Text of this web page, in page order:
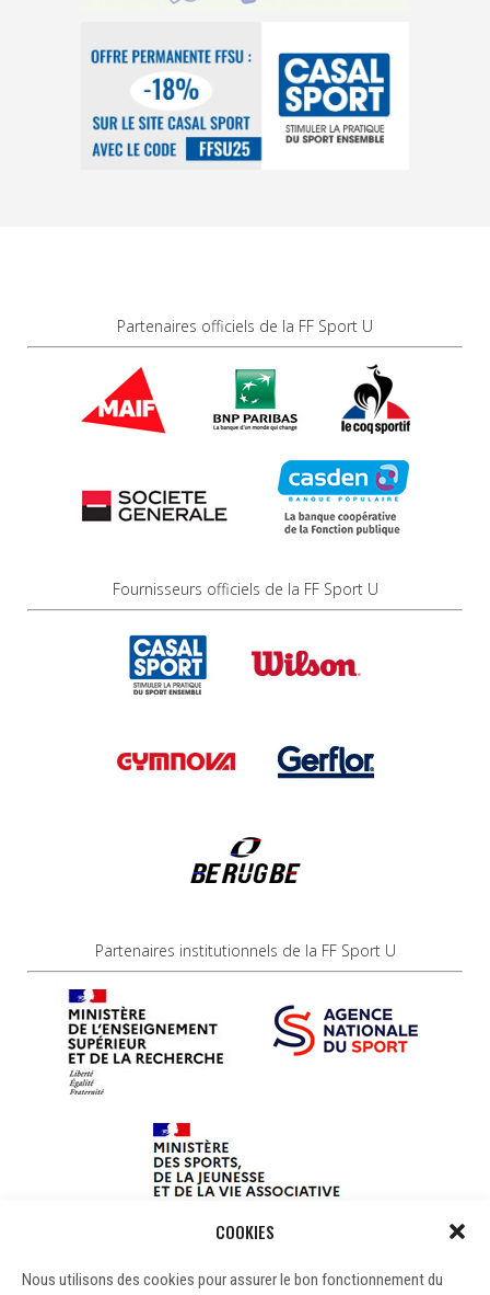
COOKIES
Nous utilisons des cookies pour assurer le bon fonctionnement du
Partenaires officiels de la FF Sport U
Fournisseurs officiels de la FF Sport U
Partenaires institutionnels de la FF Sport U